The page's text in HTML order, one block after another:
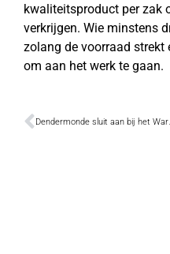
kwaliteitsproduct per zak
verkrijgen. Wie minstens
zolang de voorraad strekt
om aan het werk te gaan.